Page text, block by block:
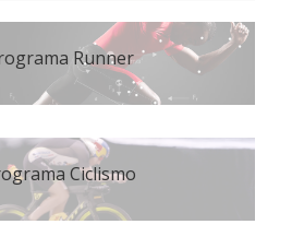
Runner
Ciclismo